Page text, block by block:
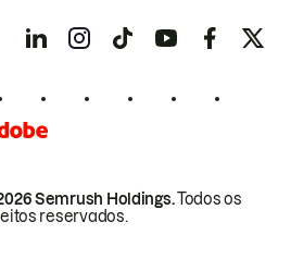
Semrush Holdings.Todos os
reservados.